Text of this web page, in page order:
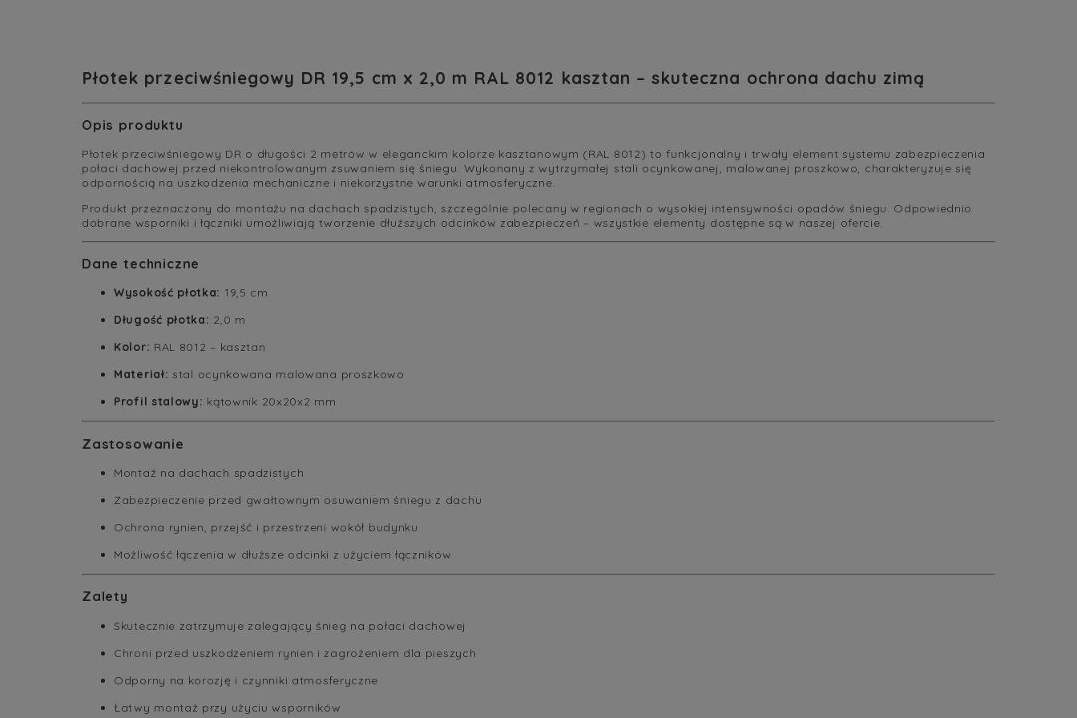
Płotek przeciwśniegowy DR 19,5 cm x 2,0 m RAL 8012 kasztan – skuteczna ochrona dachu zimą
Opis produktu
Płotek przeciwśniegowy DR o długości 2 metrów w eleganckim kolorze kasztanowym (RAL 8012) to funkcjonalny i trwały element systemu zabezpieczenia
połaci dachowej przed niekontrolowanym zsuwaniem się śniegu. Wykonany z wytrzymałej stali ocynkowanej, malowanej proszkowo, charakteryzuje się
odpornością na uszkodzenia mechaniczne i niekorzystne warunki atmosferyczne.
Produkt przeznaczony do montażu na dachach spadzistych, szczególnie polecany w regionach o wysokiej intensywności opadów śniegu. Odpowiednio
dobrane wsporniki i łączniki umożliwiają tworzenie dłuższych odcinków zabezpieczeń – wszystkie elementy dostępne są w naszej ofercie.
Dane techniczne
Wysokość płotka: 19,5 cm
Długość płotka: 2,0 m
Kolor: RAL 8012 – kasztan
Materiał: stal ocynkowana malowana proszkowo
Profil stalowy: kątownik 20x20x2 mm
Zastosowanie
Montaż na dachach spadzistych
Zabezpieczenie przed gwałtownym osuwaniem śniegu z dachu
Ochrona rynien, przejść i przestrzeni wokół budynku
Możliwość łączenia w dłuższe odcinki z użyciem łączników
Zalety
Skutecznie zatrzymuje zalegający śnieg na połaci dachowej
Chroni przed uszkodzeniem rynien i zagrożeniem dla pieszych
Odporny na korozję i czynniki atmosferyczne
Łatwy montaż przy użyciu wsporników